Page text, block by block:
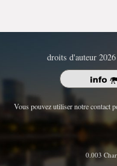
droits d'auteur
Vous pouvez utiliser notre contact
0.003